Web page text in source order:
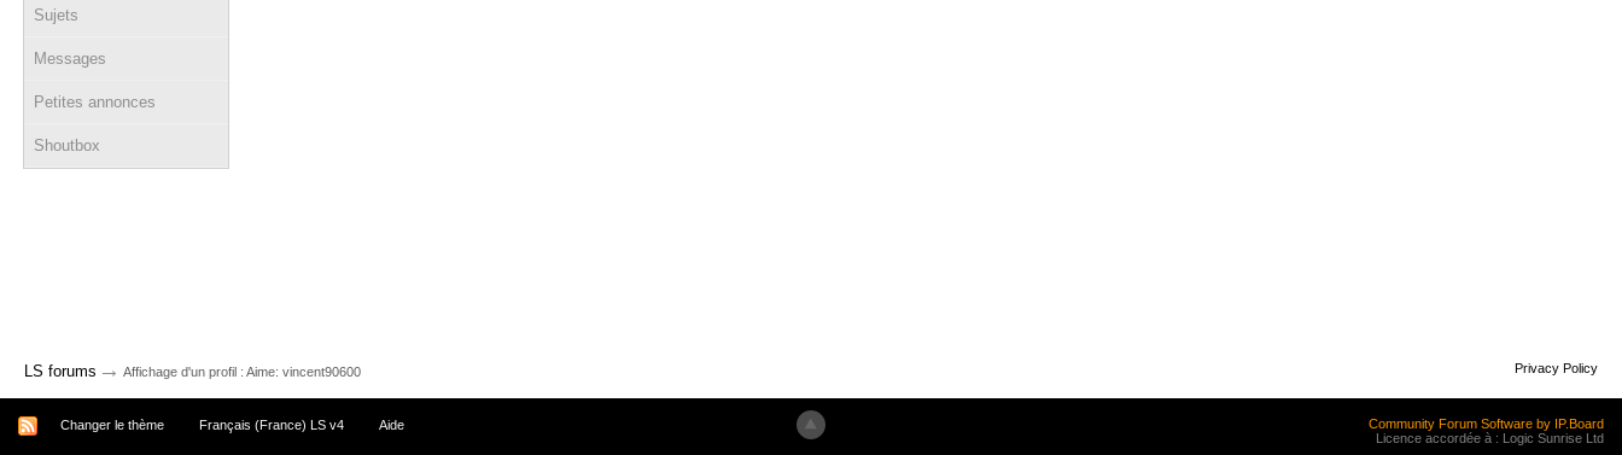
Sujets
Messages
Petites annonces
Shoutbox
LS forums → Affichage d'un profil : Aime: vincent90600 Privacy Policy
Changer le thème Français (France) LS v4 Aide
Community Forum Software by IP.Board
Licence accordée à : Logic Sunrise Ltd